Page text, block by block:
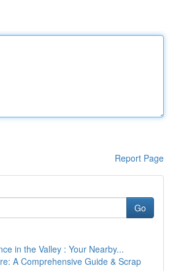
Report Page
Go
in the Valley : Your Nearby...
A Comprehensive Guide & Scrap